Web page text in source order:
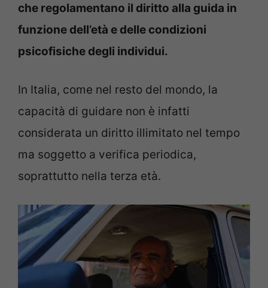
che regolamentano il diritto alla guida in
funzione dell’età e delle condizioni
psicofisiche degli individui.
In Italia, come nel resto del mondo, la
capacità di guidare non è infatti
considerata un diritto illimitato nel tempo
ma soggetto a verifica periodica,
soprattutto nella terza età.